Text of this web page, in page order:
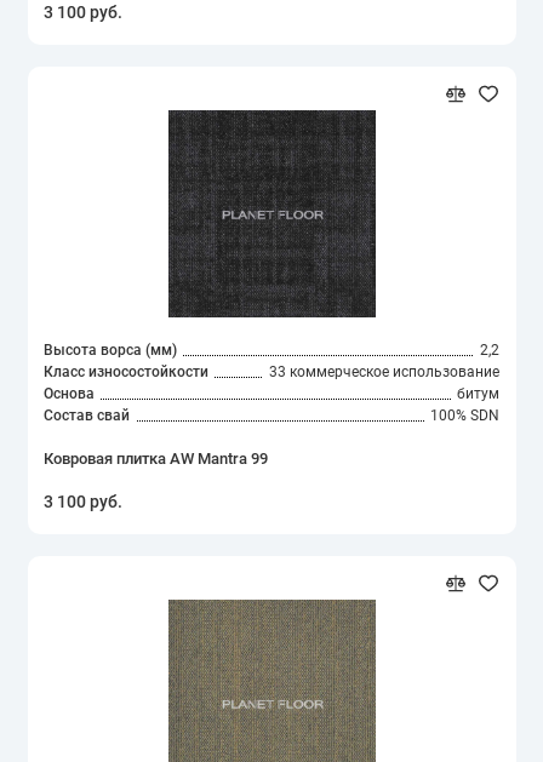
3 100 руб.
Высота ворса (мм)
2,2
Класс износостойкости
33 коммерческое использование
Основа
битум
Состав свай
100% SDN
Ковровая плитка AW Mantra 99
3 100 руб.